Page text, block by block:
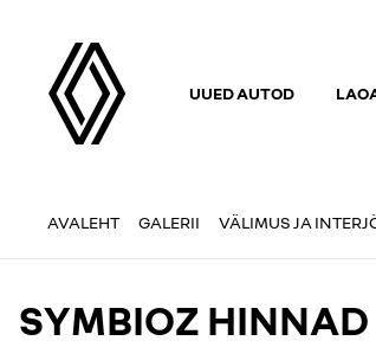
UUED AUTOD
AVALEHT GALERII VÄLIMUS JA
SYMBIOZ HINNAD